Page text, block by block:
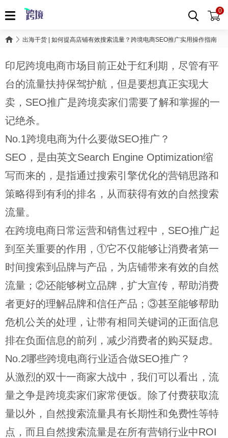
0
出海干货 | 如何提高店铺有效搜索流量？跨境电商SEO推广实用操作指南
印尼跨境电商市场目前正处于红利期，尽管有平
台的流量扶持保驾护航，但是要想真正实现大
卖，SEO推广是跨境卖家们需要了解和掌握的一
记绝杀。
No.1跨境电商为什么要做SEO推广？
SEO，是由英文Search Engine Optimization缩
写而来的，是指通过搜索引擎优化的营销思路和
策略得到有利的排名，从而获得有效的自然搜索
流量。
在跨境电商日常运营和销售过程中，SEO推广起
到至关重要的作用，①它不仅能够让消费者第一
时间搜索到品牌与产品，为店铺带来有效的自然
流量；②还能够树立品牌，扩大宣传，帮助消费
者更好的理解品牌和信任产品；③甚至能够帮助
危机公关的处理，让带有相同关键词的正面信息
排在负面信息的前列，减少消费者的购买疑虑。
No.2哪些跨境电商行业适合做SEO推广？
从激烈的双十一商家大战中，我们可以看出，流
量之争是跨境卖家们家常便饭。除了付费获取流
量以外，自然搜索流量具有长期性和免费性等特
点，而且自然搜索流量是在所有营销行业中ROI